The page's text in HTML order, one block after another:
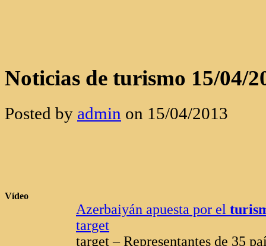
Noticias de turismo 15/04/
Posted by admin on 15/04/2013
Vídeo
Azerbaiyán apuesta por el
target
target – Representantes de 35